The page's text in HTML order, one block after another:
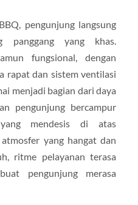
pengunjung langsung
panggang yang khas.
fungsional, dengan
rapat dan sistem ventilasi
menjadi bagian dari daya
pengunjung bercampur
mendesis di atas
yang hangat dan
ritme pelayanan terasa
pengunjung merasa